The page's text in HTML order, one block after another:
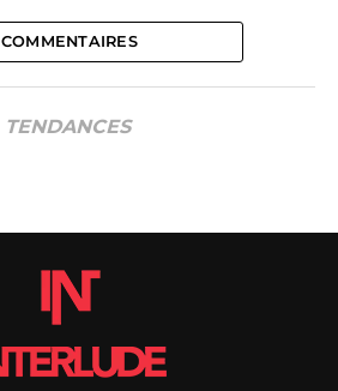
COMMENTAIRES
TENDANCES